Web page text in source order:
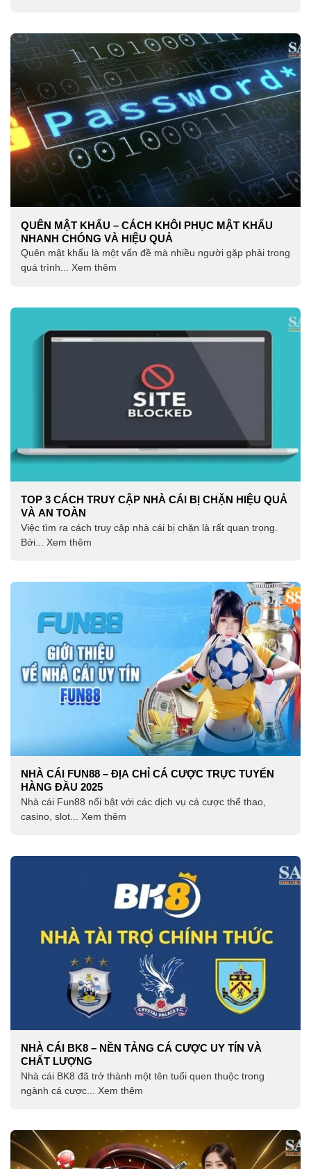
QUÊN MẬT KHẨU – CÁCH KHÔI PHỤC MẬT KHẨU
NHANH CHÓNG VÀ HIỆU QUẢ
Quên mật khẩu là một vấn đề mà nhiều người gặp phải trong
quá trình... Xem thêm
TOP 3 CÁCH TRUY CẬP NHÀ CÁI BỊ CHẶN HIỆU QUẢ
VÀ AN TOÀN
Việc tìm ra cách truy cập nhà cái bị chặn là rất quan trọng.
Bởi... Xem thêm
NHÀ CÁI FUN88 – ĐỊA CHỈ CÁ CƯỢC TRỰC TUYẾN
HÀNG ĐẦU 2025
Nhà cái Fun88 nổi bật với các dịch vụ cá cược thể thao,
casino, slot... Xem thêm
NHÀ CÁI BK8 – NỀN TẢNG CÁ CƯỢC UY TÍN VÀ
CHẤT LƯỢNG
Nhà cái BK8 đã trở thành một tên tuổi quen thuộc trong
ngành cá cược... Xem thêm